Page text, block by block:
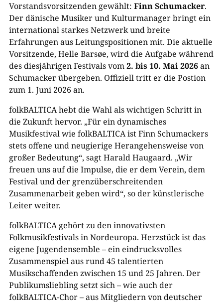
Vorstandsvorsitzenden gewählt: Finn Schumacker.
Der dänische Musiker und Kulturmanager bringt ein
international starkes Netzwerk und breite
Erfahrungen aus Leitungspositionen mit. Die aktuelle
Vorsitzende, Helle Barsøe, wird die Aufgabe während
des diesjährigen Festivals vom2. bis 10. Mai 2026an
Schumacker übergeben. Offiziell tritt er die Postion
zum 1. Juni 2026 an.
folkBALTICA hebt die Wahl als wichtigen Schritt in
die Zukunft hervor. „Für ein dynamisches
Musikfestival wie folkBALTICA ist Finn Schumackers
stets offene und neugierige Herangehensweise von
großer Bedeutung“, sagt Harald Haugaard. „Wir
freuen uns auf die Impulse, die er dem Verein, dem
Festival und der grenzüberschreitenden
Zusammenarbeit geben wird“, so der künstlerische
Leiter weiter.
folkBALTICA gehört zu den innovativsten
Folkmusikfestivals in Nordeuropa. Herzstück ist das
eigene Jugendensemble – ein eindrucksvolles
Zusammenspiel aus rund 45 talentierten
Musikschaffenden zwischen 15 und 25 Jahren. Der
Publikumsliebling setzt sich – wie auch der
folkBALTICA-Chor – aus Mitgliedern von deutscher